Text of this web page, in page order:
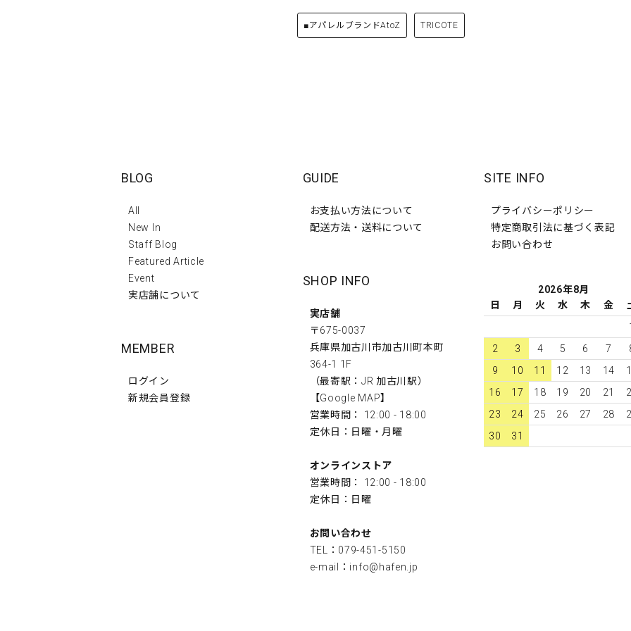
■アパレルブランドAtoZ TRICOTE
BLOG
All
New In
Staff Blog
Featured Article
Event
実店舗について
MEMBER
ログイン
新規会員登録
GUIDE
お支払い方法について
配送方法・送料について
SHOP INFO
実店舗
〒675-0037
兵庫県加古川市加古川町本町
364-1 1F
（最寄駅：JR 加古川駅）
【Google MAP】
営業時間： 12:00 - 18:00
定休日：日曜・月曜
オンラインストア
営業時間： 12:00 - 18:00
定休日：日曜
お問い合わせ
TEL：079-451-5150
e-mail： info@hafen.jp
SITE INFO
プライバシーポリシー
特定商取引法に基づく表記
お問い合わせ
2026年8月
日
月 火 水 木 金
2
3 4 5 6 7
9
10 11 12 13 14
16
17 18 19 20 21
23
24 25 26 27 28
30
31